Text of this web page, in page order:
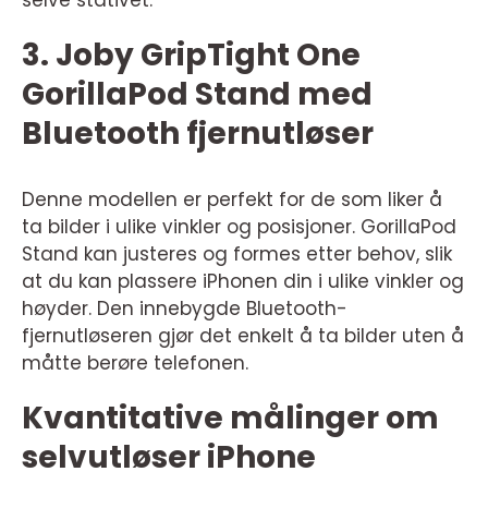
3. Joby GripTight One
GorillaPod Stand med
Bluetooth fjernutløser
Denne modellen er perfekt for de som liker å
ta bilder i ulike vinkler og posisjoner. GorillaPod
Stand kan justeres og formes etter behov, slik
at du kan plassere iPhonen din i ulike vinkler og
høyder. Den innebygde Bluetooth-
fjernutløseren gjør det enkelt å ta bilder uten å
måtte berøre telefonen.
Kvantitative målinger om
selvutløser iPhone